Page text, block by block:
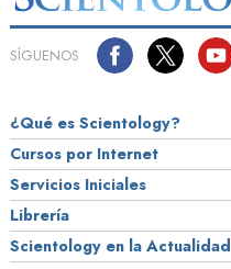
SÍGUENOS
¿Qué es Scientology?
Cursos por Internet
Servicios Iniciales
Librería
Scientology en la Actualidad